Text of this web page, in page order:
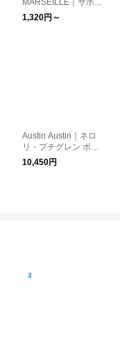
MARSEILLE｜サボ
ン・リキッド (ハンド
&ボディソープ)
1,320円～
Austin Austin｜ネロ
リ・プチグレン ボデ
ィソープ 600ml pouc
h 詰替用【リフィル単
10,450円